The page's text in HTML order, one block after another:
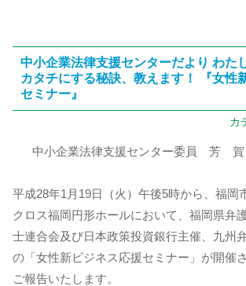
中小企業法律支援センターだより わた
カタチにする秘訣、教えます！ 『女性
セミナー』
カ
中小企業法律支援センター委員 芳
平成28年1月19日（火）午後5時から、福岡
クロス福岡円形ホールにおいて、福岡県弁
士連合会及び日本政策投資銀行主催、九州
の「女性新ビジネス応援セミナー」が開催
ご報告いたします。